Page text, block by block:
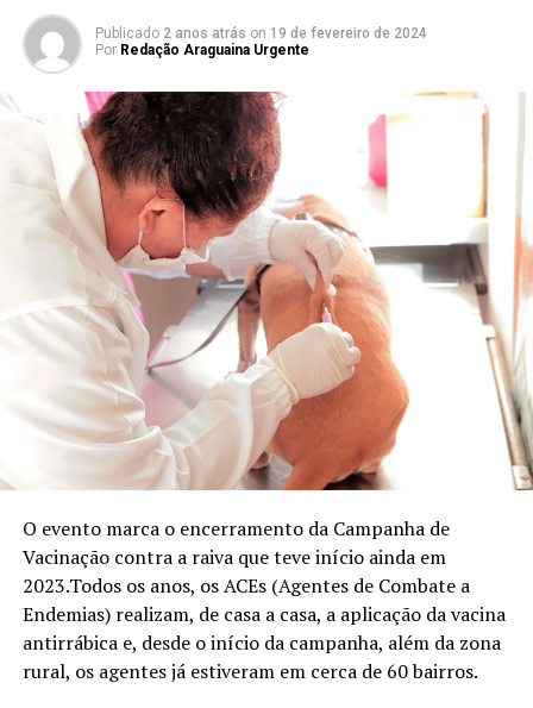
Publicado 2 anos atrás on 19 de fevereiro de 2024
Por Redação Araguaina Urgente
O evento marca o encerramento da Campanha de
Vacinação contra a raiva que teve início ainda em
2023.Todos os anos, os ACEs (Agentes de Combate a
Endemias) realizam, de casa a casa, a aplicação da vacina
antirrábica e, desde o início da campanha, além da zona
rural, os agentes já estiveram em cerca de 60 bairros.